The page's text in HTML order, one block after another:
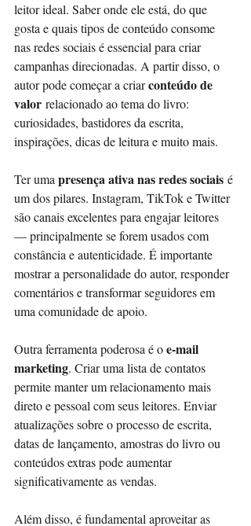
leitor ideal. Saber onde ele está, do que
gosta e quais tipos de conteúdo consome
nas redes sociais é essencial para criar
campanhas direcionadas. A partir disso, o
autor pode começar a criar conteúdo de
valor relacionado ao tema do livro:
curiosidades, bastidores da escrita,
inspirações, dicas de leitura e muito mais.
Ter uma presença ativa nas redes sociais é
um dos pilares. Instagram, TikTok e Twitter
são canais excelentes para engajar leitores
— principalmente se forem usados com
constância e autenticidade. É importante
mostrar a personalidade do autor, responder
comentários e transformar seguidores em
uma comunidade de apoio.
Outra ferramenta poderosa é o e-mail
marketing. Criar uma lista de contatos
permite manter um relacionamento mais
direto e pessoal com seus leitores. Enviar
atualizações sobre o processo de escrita,
datas de lançamento, amostras do livro ou
conteúdos extras pode aumentar
significativamente as vendas.
Além disso, é fundamental aproveitar as